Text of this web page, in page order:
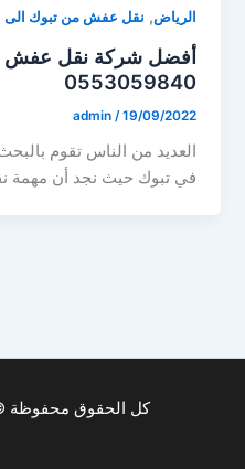
الرياض, نقل عفش من تبوك الى
أفضل شركة نقل عفش
0553059840
admin /19/09/2022
العديد من الناس تقوم
في تبوك حيث نجد أن مهمة
كل الحقوق محفوظة © 2026 السريع